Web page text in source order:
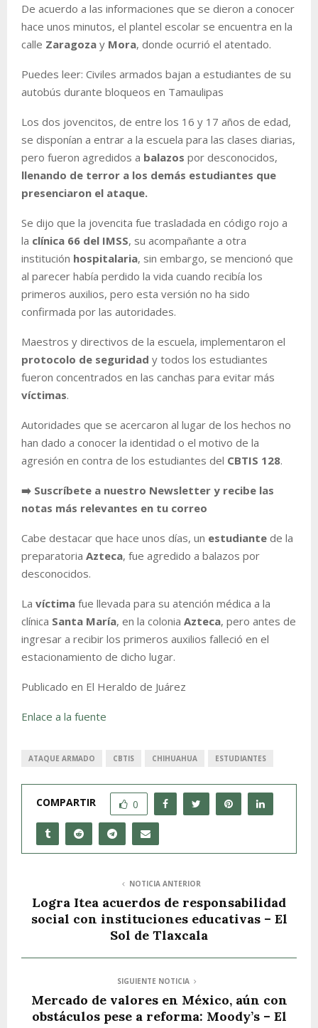
De acuerdo a las informaciones que se dieron a conocer
hace unos minutos, el plantel escolar se encuentra en la
calle Zaragoza y Mora, donde ocurrió el atentado.
Puedes leer: Civiles armados bajan a estudiantes de su
autobús durante bloqueos en Tamaulipas
Los dos jovencitos, de entre los 16 y 17 años de edad,
se disponían a entrar a la escuela para las clases diarias,
pero fueron agredidos a balazos por desconocidos,
llenando de terror a los demás estudiantes que
presenciaron el ataque.
Se dijo que la jovencita fue trasladada en código rojo a
la clínica 66 del IMSS, su acompañante a otra
institución hospitalaria, sin embargo, se mencionó que
al parecer había perdido la vida cuando recibía los
primeros auxilios, pero esta versión no ha sido
confirmada por las autoridades.
Maestros y directivos de la escuela, implementaron el
protocolo de seguridad y todos los estudiantes
fueron concentrados en las canchas para evitar más
víctimas.
Autoridades que se acercaron al lugar de los hechos no
han dado a conocer la identidad o el motivo de la
agresión en contra de los estudiantes del CBTIS 128.
➡️ Suscríbete a nuestro Newsletter y recibe las
notas más relevantes en tu correo
Cabe destacar que hace unos días, un estudiante de la
preparatoria Azteca, fue agredido a balazos por
desconocidos.
La víctima fue llevada para su atención médica a la
clínica Santa María, en la colonia Azteca, pero antes de
ingresar a recibir los primeros auxilios falleció en el
estacionamiento de dicho lugar.
Publicado en El Heraldo de Juárez
Enlace a la fuente
ATAQUE ARMADO CBTIS CHIHUAHUA ESTUDIANTES
COMPARTIR 0
NOTICIA ANTERIOR
Logra Itea acuerdos de responsabilidad
social con instituciones educativas – El
Sol de Tlaxcala
SIGUIENTE NOTICIA
Mercado de valores en México, aún con
obstáculos pese a reforma: Moody’s – El